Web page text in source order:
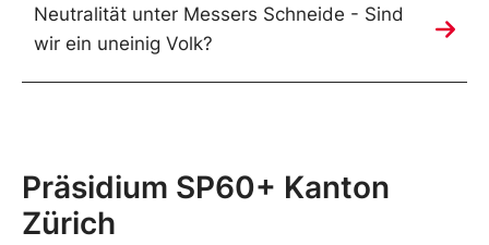
Neutralität unter Messers Schneide - Sind
wir ein uneinig Volk?
Präsidium SP60+ Kanton
Zürich